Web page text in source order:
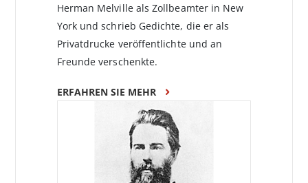
Herman Melville als Zollbeamter in New
York und schrieb Gedichte, die er als
Privatdrucke veröffentlichte und an
Freunde verschenkte.
ERFAHREN SIE MEHR